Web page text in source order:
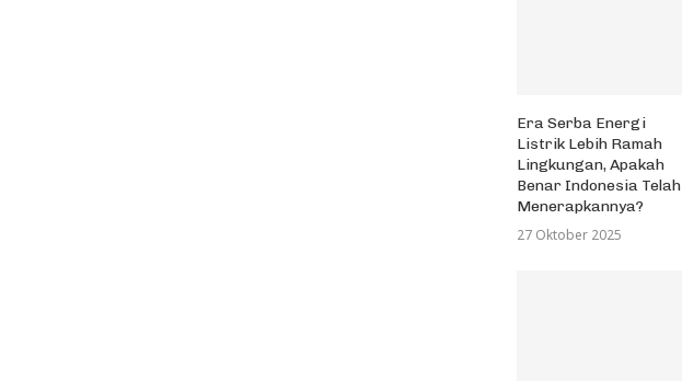
Era Serba Energi
Listrik Lebih Ramah
Lingkungan, Apakah
Benar Indonesia Telah
Menerapkannya?
27 Oktober 2025